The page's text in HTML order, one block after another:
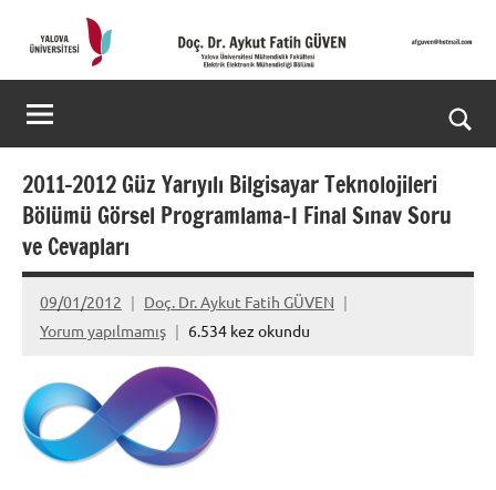
Doç.
Dr.
Aykut
Fatih
GÜVEN-
World's
2%
scientists
Web
Sitesi
2011-2012 Güz Yarıyılı Bilgisayar Teknolojileri
Bölümü Görsel Programlama-I Final Sınav Soru
ve Cevapları
09/01/2012
Doç. Dr. Aykut Fatih GÜVEN
Yorum yapılmamış
6.534 kez okundu